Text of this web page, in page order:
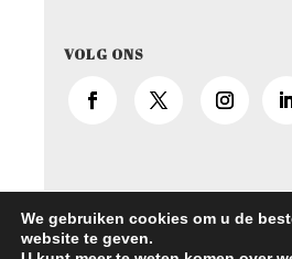
VOLG ONS
We gebruiken cookies om u de
website te geven.